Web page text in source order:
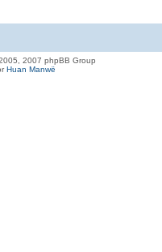
2007 phpBB Group
Huan Manwë